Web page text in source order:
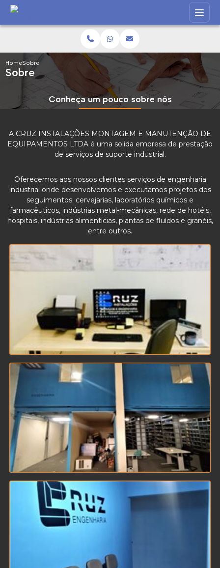
HomeSobre
Sobre
Conheça um pouco sobre nós
A CRUZ INSTALAÇÕES MONTAGEM E MANUTENÇÃO DE
EQUIPAMENTOS LTDA é uma solida empresa de prestação
de serviços de suporte industrial.
Oferecemos aos nossos clientes serviços de engenharia
industrial onde desenvolvemos e executamos projetos dos
seguimentos: cervejarias, laboratórios químicos e
farmacêuticos, indústrias metal-mecânicas, rede de hotéis,
hospitais, indústrias alimentícias, plantas de fluídos e granéis,
entre outros.